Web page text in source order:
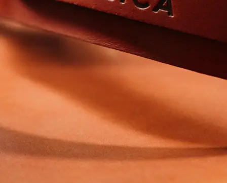
关于徕卡便携式数码相机-配件
SOFORT配件